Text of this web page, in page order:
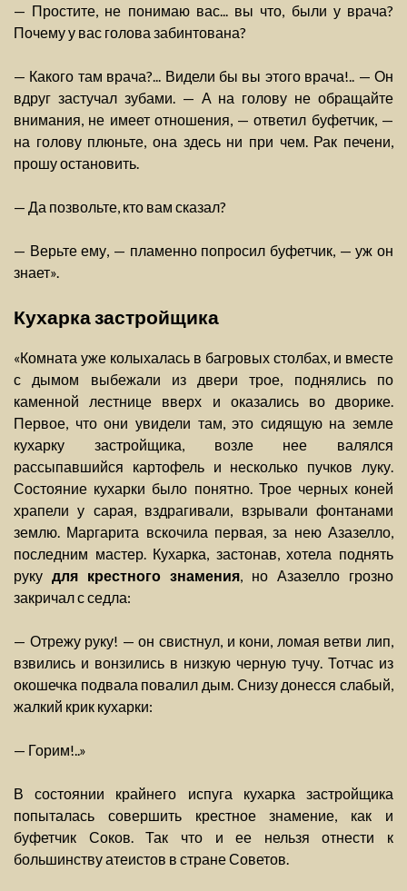
— Простите, не понимаю вас... вы что, были у врача?
Почему у вас голова забинтована?
— Какого там врача?... Видели бы вы этого врача!.. — Он
вдруг застучал зубами. — А на голову не обращайте
внимания, не имеет отношения, — ответил буфетчик, —
на голову плюньте, она здесь ни при чем. Рак печени,
прошу остановить.
— Да позвольте, кто вам сказал?
— Верьте ему, — пламенно попросил буфетчик, — уж он
знает».
Кухарка застройщика
«Комната уже колыхалась в багровых столбах, и вместе
с дымом выбежали из двери трое, поднялись по
каменной лестнице вверх и оказались во дворике.
Первое, что они увидели там, это сидящую на земле
кухарку застройщика, возле нее валялся
рассыпавшийся картофель и несколько пучков луку.
Состояние кухарки было понятно. Трое черных коней
храпели у сарая, вздрагивали, взрывали фонтанами
землю. Маргарита вскочила первая, за нею Азазелло,
последним мастер. Кухарка, застонав, хотела поднять
руку для крестного знамения, но Азазелло грозно
закричал с седла:
— Отрежу руку! — он свистнул, и кони, ломая ветви лип,
взвились и вонзились в низкую черную тучу. Тотчас из
окошечка подвала повалил дым. Снизу донесся слабый,
жалкий крик кухарки:
— Горим!..»
В состоянии крайнего испуга кухарка застройщика
попыталась совершить крестное знамение, как и
буфетчик Соков. Так что и ее нельзя отнести к
большинству атеистов в стране Советов.